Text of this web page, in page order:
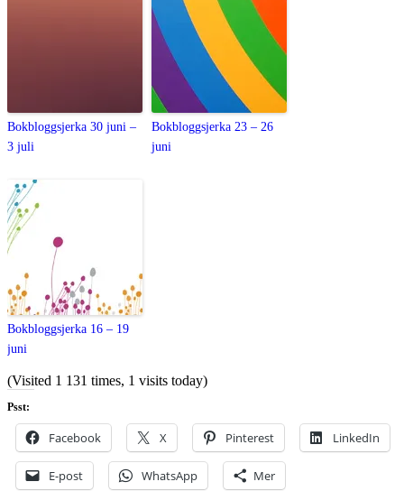
Bokbloggsjerka 30 juni –
3 juli
Bokbloggsjerka 23 – 26
juni
Bokbloggsjerka 16 – 19
juni
(Visited 1 131 times, 1 visits today)
Psst:
Facebook X Pinterest LinkedIn
E-post WhatsApp Mer